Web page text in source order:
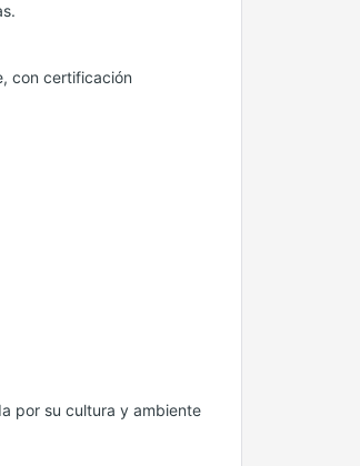
con certificación
por su cultura y ambiente